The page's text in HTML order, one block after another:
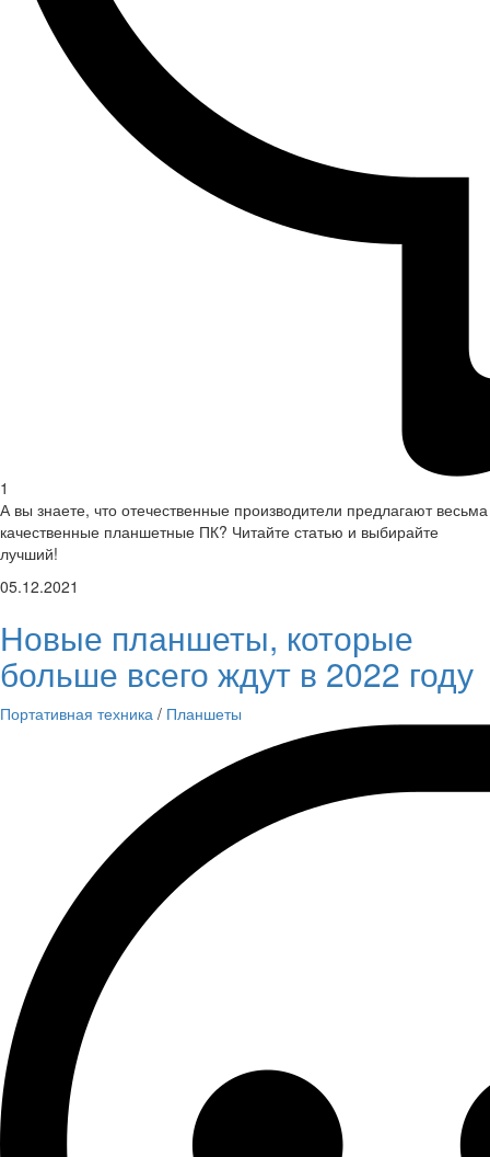
1
А вы знаете, что отечественные производители предлагают весьма
качественные планшетные ПК? Читайте статью и выбирайте
лучший!
05.12.2021
Новые планшеты, которые
больше всего ждут в 2022 году
Портативная техника / Планшеты